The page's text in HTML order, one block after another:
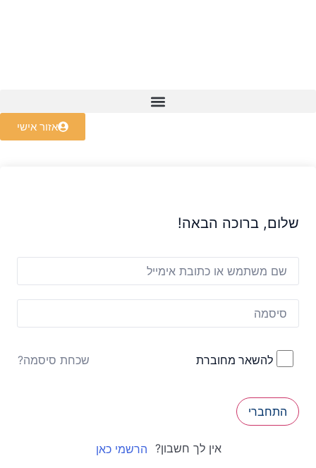
אזור אישי
שלום, ברוכה הבאה!
להשאר מחוברת שכחת סיסמה?
התחברי
אין לך חשבון? הרשמי כאן